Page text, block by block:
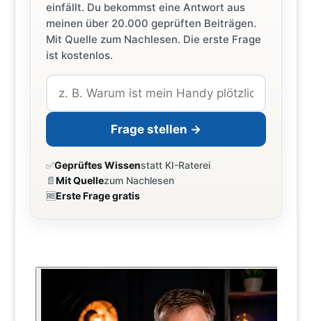
einfällt. Du bekommst eine Antwort aus
meinen über 20.000 geprüften Beiträgen.
Mit Quelle zum Nachlesen. Die erste Frage
ist kostenlos.
Frage stellen →
✅Geprüftes Wissenstatt KI-Raterei
📄Mit Quellezum Nachlesen
🆓Erste Frage gratis